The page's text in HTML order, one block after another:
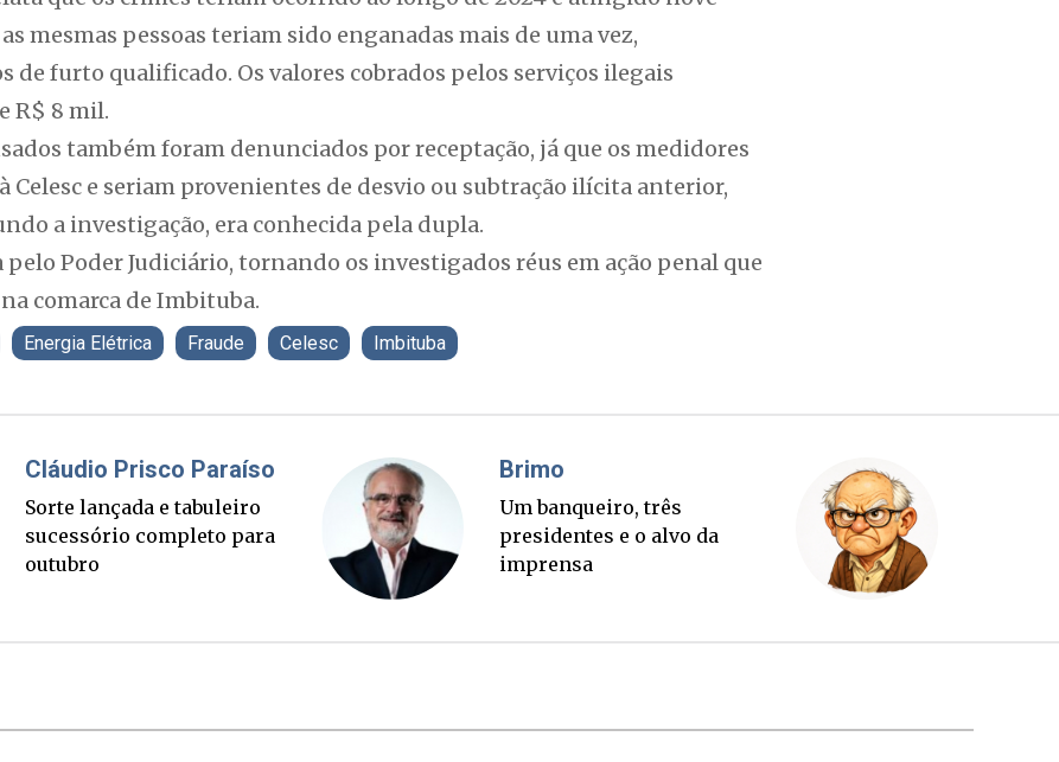
mesmas pessoas teriam sido enganadas mais de uma vez,
de furto qualificado. Os valores cobrados pelos serviços ilegais
R$ 8 mil.
também foram denunciados por receptação, já que os medidores
e seriam provenientes de desvio ou subtração ilícita anterior,
a investigação, era conhecida pela dupla.
Poder Judiciário, tornando os investigados réus em ação penal que
comarca de Imbituba.
Energia Elétrica Fraude Celesc Imbituba
Fabiano Bordignon
Ponte Anita Garibaldi virou
palanque eleitoral
Cláudio Prisco Paraíso
Sorte lançada e tabuleiro
sucessório completo para